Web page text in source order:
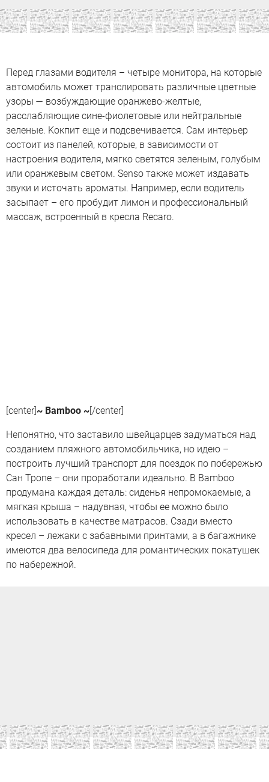
Перед глазами водителя – четыре монитора, на которые
автомобиль может транслировать различные цветные
узоры — возбуждающие оранжево-желтые,
расслабляющие сине-фиолетовые или нейтральные
зеленые. Kокпит еще и подсвечивается. Сам интерьер
состоит из панелей, которые, в зависимости от
настроения водителя, мягко светятся зеленым, голубым
или оранжевым светом. Senso также может издавать
звуки и источать ароматы. Например, если водитель
засыпает – его пробудит лимон и профессиональный
массаж, встроенный в кресла Recaro.
[center] ~ Bamboo ~ [/center]
Непонятно, что заставило швейцарцев задуматься над
созданием пляжного автомобильчика, но идею –
построить лучший транспорт для поездок по побережью
Сан Тропе – они проработали идеально. В Bamboo
продумана каждая деталь: сиденья непромокаемые, а
мягкая крыша – надувная, чтобы ее можно было
использовать в качестве матрасов. Сзади вместо
кресел – лежаки с забавными принтами, а в багажнике
имеются два велосипеда для романтических покатушек
по набережной.